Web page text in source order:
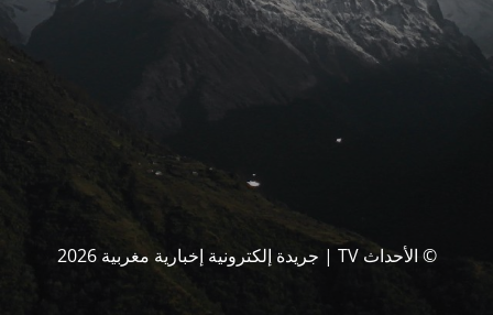
© الأحداث TV | جريدة إلكترونية إخبارية مغربية 2026